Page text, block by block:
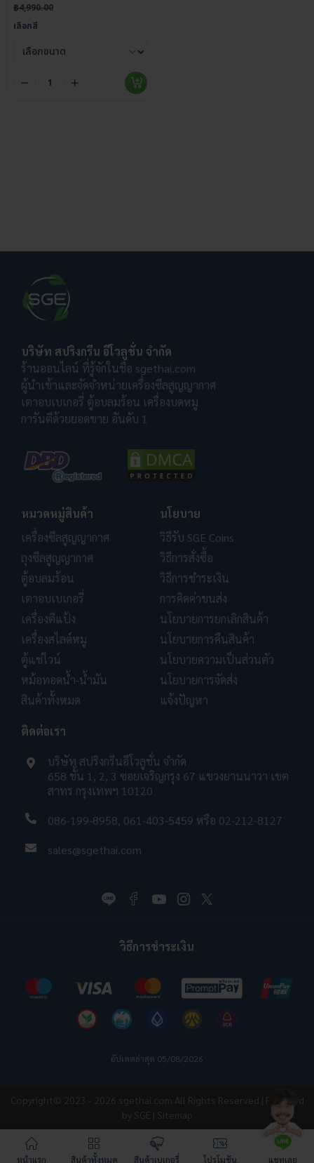
฿4,990.00
เลือกสี
บริษัท สปริงกรีน อีโวลูชั่น จำกัด
ร้านออนไลน์ ที่รู้จักในชื่อ sgethai.com
ผู้นำเข้าและจัดจำหน่ายเครื่องซีลสูญญากาศ
เตาอบเบเกอรี่ ตู้อบลมร้อน เครื่องบดหมู
การันตีด้วยยอดขาย อันดับ 1
หมวดหมู่สินค้า
เครื่องซีลสูญญากาศ
ถุงซีลสูญญากาศ
ตู้อบลมร้อน
เตาอบเบเกอรี่
เครื่องตีแป้ง
เครื่องสไลด์หมู
ตู้แช่ไวน์
หม้อทอดน้ำ-น้ำมัน
สินค้าทั้งหมด
นโยบาย
วิธีรับ SGE Coins
วิธีการสั่งซื้อ
วิธีการชำระเงิน
การคิดค่าขนส่ง
นโยบายการยกเลิกสินค้า
นโยบายการคืนสินค้า
นโยบายความเป็นส่วนตัว
นโยบายการจัดส่ง
แจ้งปัญหา
ติดต่อเรา
บริษัท สปริงกรีนอีโวลูชั่น จำกัด
658 ชั้น 1, 2, 3 ซอยเจริญกรุง 67 แขวงยานนาวา เขต
สาทร กรุงเทพฯ 10120
086-199-8958, 061-403-5459 หรือ 02-212-8127
sales@sgethai.com
วิธีการชำระเงิน
อัปเดตล่าสุด 05/08/2026
Copyright© 2023 - 2026 sgethai.com All Rights Reserved | Powered
by SGE | Sitemap
หน้าแรก สินค้าทั้งหมด สินค้าเบเกอรี่ โปรโมชัน แชทเลย